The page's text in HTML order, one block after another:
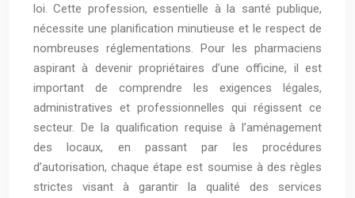
loi. Cette profession, essentielle à la santé publique,
nécessite une planification minutieuse et le respect de
nombreuses réglementations. Pour les pharmaciens
aspirant à devenir propriétaires d’une officine, il est
important de comprendre les exigences légales,
administratives et professionnelles qui régissent ce
secteur. De la qualification requise à l’aménagement
des locaux, en passant par les procédures
d’autorisation, chaque étape est soumise à des règles
strictes visant à garantir la qualité des services